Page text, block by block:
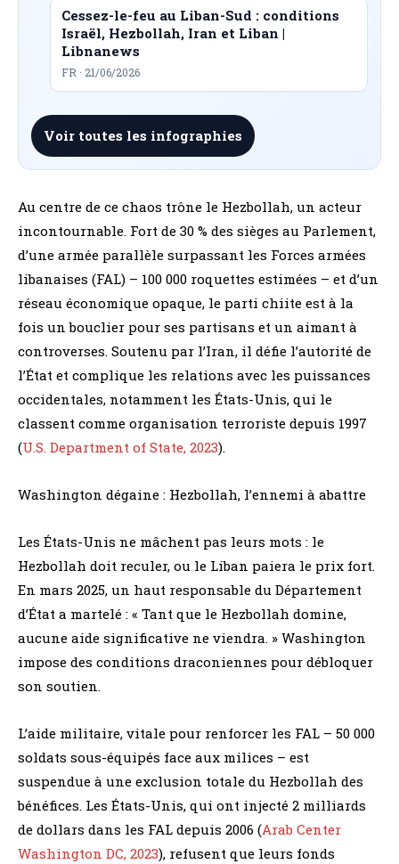
Cessez-le-feu au Liban-Sud : conditions
Israël, Hezbollah, Iran et Liban |
Libnanews
FR · 21/06/2026
Voir toutes les infographies
Au centre de ce chaos trône le Hezbollah, un acteur
incontournable. Fort de 30 % des sièges au Parlement,
d’une armée parallèle surpassant les Forces armées
libanaises (FAL) – 100 000 roquettes estimées – et d’un
réseau économique opaque, le parti chiite est à la
fois un bouclier pour ses partisans et un aimant à
controverses. Soutenu par l’Iran, il défie l’autorité de
l’État et complique les relations avec les puissances
occidentales, notamment les États-Unis, qui le
classent comme organisation terroriste depuis 1997
(U.S. Department of State, 2023).
Washington dégaine : Hezbollah, l’ennemi à abattre
Les États-Unis ne mâchent pas leurs mots : le
Hezbollah doit reculer, ou le Liban paiera le prix fort.
En mars 2025, un haut responsable du Département
d’État a martelé : « Tant que le Hezbollah domine,
aucune aide significative ne viendra. » Washington
impose des conditions draconiennes pour débloquer
son soutien.
L’aide militaire, vitale pour renforcer les FAL – 50 000
soldats sous-équipés face aux milices – est
suspendue à une exclusion totale du Hezbollah des
bénéfices. Les États-Unis, qui ont injecté 2 milliards
de dollars dans les FAL depuis 2006 (Arab Center
Washington DC, 2023), refusent que leurs fonds